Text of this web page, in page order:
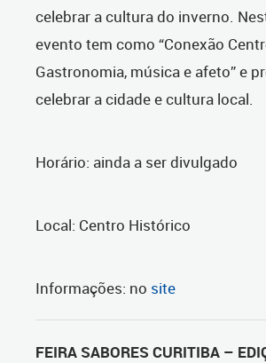
celebrar a cultura do inverno.
evento tem como “Conexão
Gastronomia, música e afeto” e
celebrar a cidade e cultura local.
Horário: ainda a ser divulgado
Local: Centro Histórico
Informações: no site
FEIRA SABORES CURITIBA –